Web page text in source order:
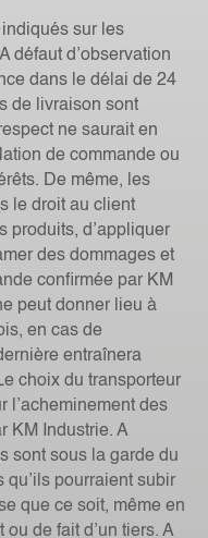
sur les
défaut d’observation
dans le délai de 24
de livraison sont
ne saurait en
de commande ou
De même, les
le droit au client
produits, d’appliquer
des dommages et
confirmée par KM
peut donner lieu à
en cas de
entraînera
choix du transporteur
l’acheminement des
KM Industrie. A
sont sous la garde du
pourraient subir
que ce soit, même en
de fait d’un tiers. A